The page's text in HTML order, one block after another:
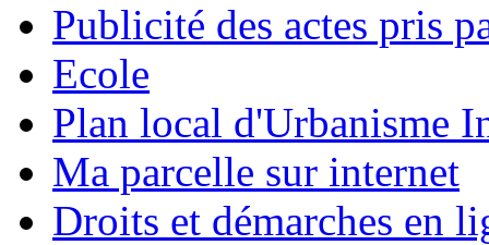
Publicité des actes pris
Ecole
Plan local d'Urbanisme
Ma parcelle sur internet
Droits et démarches en